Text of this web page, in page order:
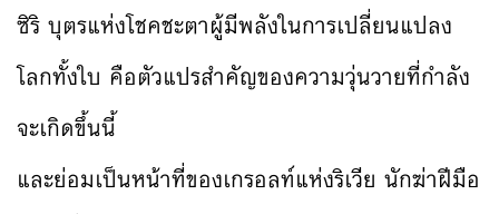
ซิริ บุตรแห่งโชคชะตาผู้มีพลังในการเปลี่ยนแปลง
โลกทั้งใบ คือตัวแปรสำคัญของความวุ่นวายที่กำลัง
จะเกิดขึ้นนี้
และย่อมเป็นหน้าที่ของเกรอลท์แห่งริเวีย นักฆ่าฝีมือ